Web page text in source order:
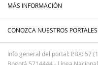
MÁS INFORMACIÓN
CONOZCA NUESTROS PORTALES
Info general del portal: PBX: 57